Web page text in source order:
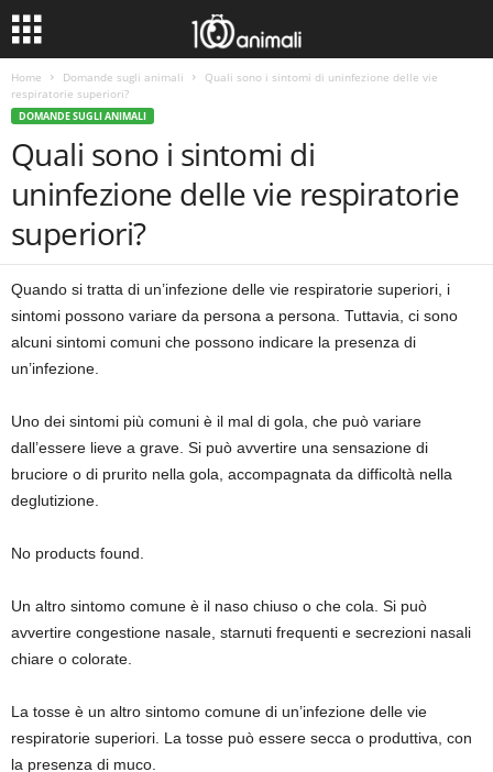
Home Domande sugli animali
Quali sono i sintomi di uninfezione delle vie
respiratorie superiori?
DOMANDE SUGLI ANIMALI
Quali sono i sintomi di
uninfezione delle vie respiratorie
superiori?
Quando si tratta di un’infezione delle vie respiratorie superiori, i
sintomi possono variare da persona a persona. Tuttavia, ci sono
alcuni sintomi comuni che possono indicare la presenza di
un’infezione.
Uno dei sintomi più comuni è il mal di gola, che può variare
dall’essere lieve a grave. Si può avvertire una sensazione di
bruciore o di prurito nella gola, accompagnata da difficoltà nella
deglutizione.
No products found.
Un altro sintomo comune è il naso chiuso o che cola. Si può
avvertire congestione nasale, starnuti frequenti e secrezioni nasali
chiare o colorate.
La tosse è un altro sintomo comune di un’infezione delle vie
respiratorie superiori. La tosse può essere secca o produttiva, con
la presenza di muco.